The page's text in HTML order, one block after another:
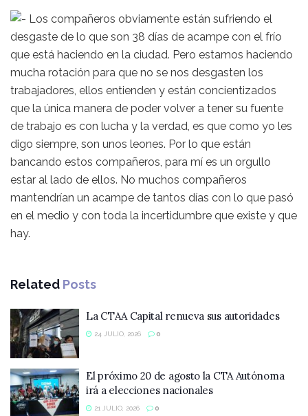
Los compañeros obviamente están sufriendo el
desgaste de lo que son 38 días de acampe con el frío
que está haciendo en la ciudad. Pero estamos haciendo
mucha rotación para que no se nos desgasten los
trabajadores, ellos entienden y están concientizados
que la única manera de poder volver a tener su fuente
de trabajo es con lucha y la verdad, es que como yo les
digo siempre, son unos leones. Por lo que están
bancando estos compañeros, para mí es un orgullo
estar al lado de ellos. No muchos compañeros
mantendrían un acampe de tantos días con lo que pasó
en el medio y con toda la incertidumbre que existe y que
hay.
Related Posts
La CTAA Capital renueva sus autoridades
24 JULIO, 2026 0
El próximo 20 de agosto la CTA Autónoma
irá a elecciones nacionales
21 JULIO, 2026 0